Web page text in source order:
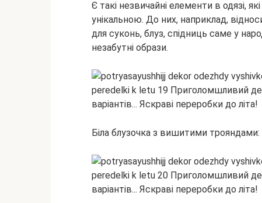
Є такі незвичайні елементи в одязі,
унікальною. До них, наприклад,
для суконь, блуз, спідниць саме у
незабутні образи.
Біла блузочка з вишитими трояндами: